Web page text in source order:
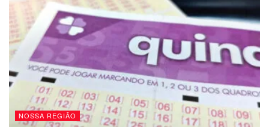
NOSSA REGIÃO